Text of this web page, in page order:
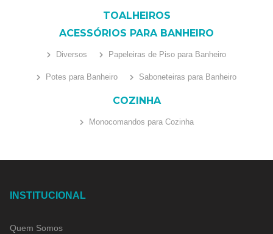
TOALHEIROS
ACESSÓRIOS PARA BANHEIRO
Diversos Papeleiras de Piso para Banheiro
Potes para Banheiro Saboneteiras para Banheiro
COZINHA
Monocomandos para Cozinha
INSTITUCIONAL
Quem Somos